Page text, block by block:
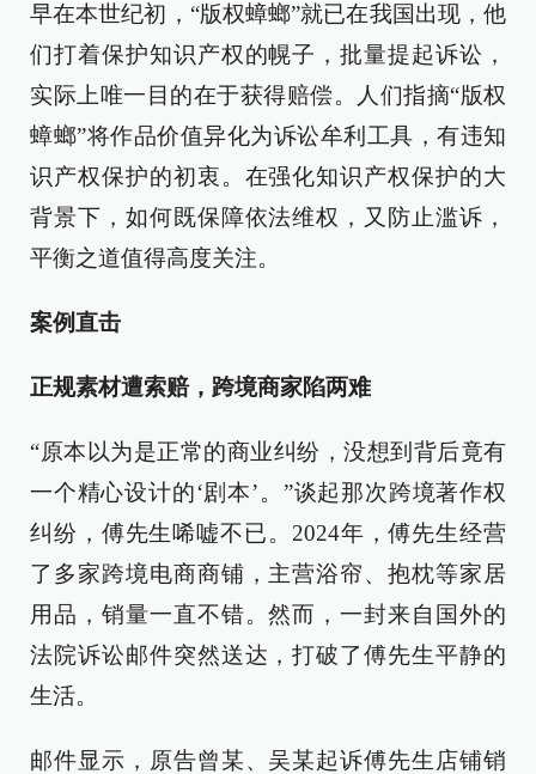
早在本世纪初，“版权蟑螂”就已在我国出现，他
们打着保护知识产权的幌子，批量提起诉讼，
实际上唯一目的在于获得赔偿。人们指摘“版权
蟑螂”将作品价值异化为诉讼牟利工具，有违知
识产权保护的初衷。在强化知识产权保护的大
背景下，如何既保障依法维权，又防止滥诉，
平衡之道值得高度关注。
案例直击
正规素材遭索赔，跨境商家陷两难
“原本以为是正常的商业纠纷，没想到背后竟有
一个精心设计的‘剧本’。”谈起那次跨境著作权
纠纷，傅先生唏嘘不已。2024年，傅先生经营
了多家跨境电商商铺，主营浴帘、抱枕等家居
用品，销量一直不错。然而，一封来自国外的
法院诉讼邮件突然送达，打破了傅先生平静的
生活。
邮件显示，原告曾某、吴某起诉傅先生店铺销